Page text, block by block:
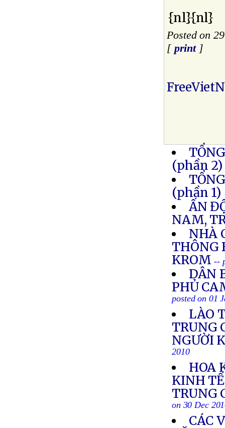
{nl}{nl}
Posted on
[ print]
(phần 2)
(phần 1)
ẤN
NAM,
NHÀ
THÔNG
KROM --
DÂN
PHỦ
posted on 01
LÀO
TRUNG
NGƯỜI
2010
HOA
KINH
TRUNG
on 30 Dec
CÁC